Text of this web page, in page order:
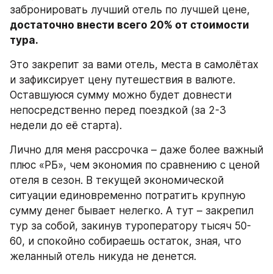
достаточно внести всего 20% от стоимости
тура.
Это закрепит за вами отель, места в самолётах
и зафиксирует цену путешествия в валюте.
Оставшуюся сумму можно будет довнести
непосредственно перед поездкой (за 2-3
недели до её старта).
Лично для меня рассрочка – даже более важный
плюс «РБ», чем экономия по сравнению с ценой
отеля в сезон. В текущей экономической
ситуации единовременно потратить крупную
сумму денег бывает нелегко. А тут – закрепил
тур за собой, закинув туроператору тысяч 50-
60, и спокойно собираешь остаток, зная, что
желанный отель никуда не денется.